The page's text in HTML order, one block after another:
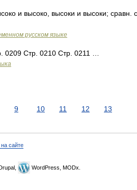
и высоко, высоки и высоки; сравн.
русском языке
0209 Стр. 0210 Стр. 0211 …
9 10 11 12 13
сайте
WordPress, MODx.